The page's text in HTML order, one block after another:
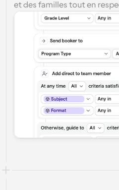
et des familles tout en